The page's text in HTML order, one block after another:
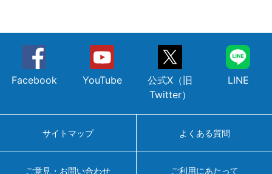
Facebook YouTube
公式X（旧
Twitter）
LINE
サイトマップ よくある質問
ご意見・お問い合わせ ご利用にあたって